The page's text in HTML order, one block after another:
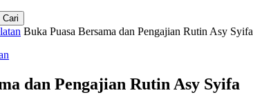
Buka Puasa Bersama dan Pengajian Rutin Asy Syifa
dan Pengajian Rutin Asy Syifa